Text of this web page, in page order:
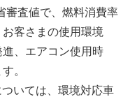
査値で、燃料消費率
客さまの使用環境
進、エアコン使用時
。
いては、環境対応車